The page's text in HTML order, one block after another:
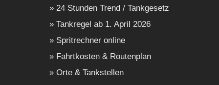
24 Stunden Trend / Tankgesetz
Tankregel ab 1. April 2026
Spritrechner online
Fahrtkosten & Routenplan
Orte & Tankstellen